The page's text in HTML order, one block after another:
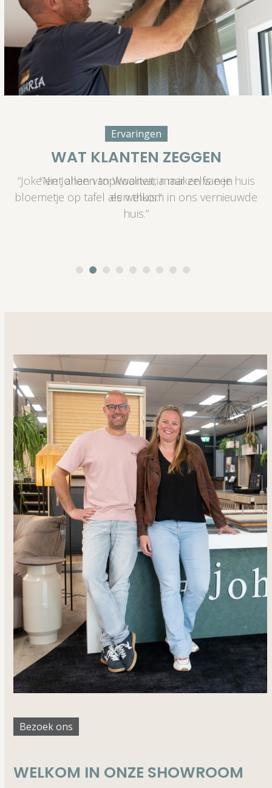
Ervaringen
WAT KLANTEN ZEGGEN
“Niet alleen topkwaliteit, maar zelfs een
bloemetje op tafel als welkom in ons vernieuwde
huis.”
Bezoek ons
WELKOM IN ONZE SHOWROOM